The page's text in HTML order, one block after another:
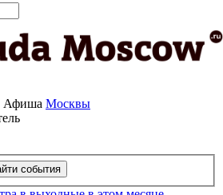
Афиша Москвы